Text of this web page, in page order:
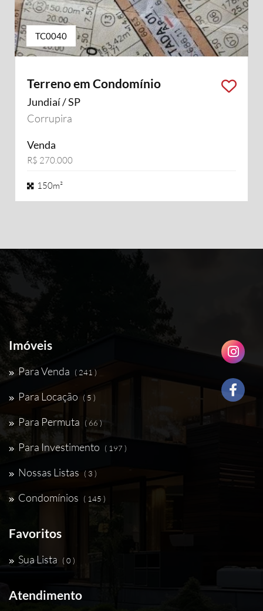
TC0040
Terreno em Condomínio
Jundiaí / SP
Corrupira
Venda
R$ 270.000
150m²
Imóveis
Para Venda ( 241 )
Para Locação ( 5 )
Para Permuta ( 66 )
Para Investimento ( 197 )
Nossas Listas ( 3 )
Condomínios ( 145 )
Favoritos
Sua Lista ( 0 )
Atendimento